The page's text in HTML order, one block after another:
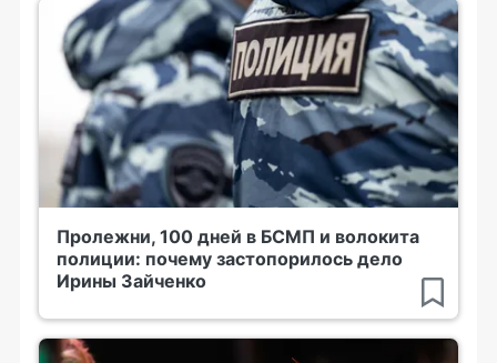
Пролежни, 100 дней в БСМП и волокита
полиции: почему застопорилось дело
Ирины Зайченко